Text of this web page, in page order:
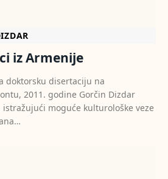
iz Armenije
doktorsku disertaciju na
2011. godine Gorčin Dizdar
moguće kulturološke veze